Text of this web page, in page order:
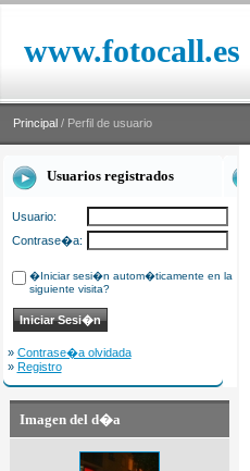
www.fotocall.es
Principal / Perfil de usuario
Usuarios registrados
Usuario:
Contrase�a:
�Iniciar sesi�n autom�ticamente en la
siguiente visita?
» Contrase�a olvidada
» Registro
Imagen del d�a